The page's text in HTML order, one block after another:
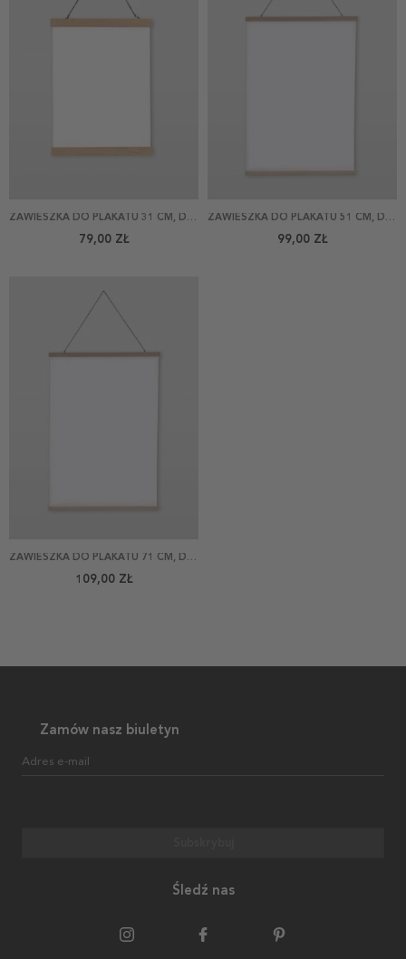
ZAWIESZKA DO PLAKATU 31 CM, DĄB
79,00 ZŁ
ZAWIESZKA DO PLAKATU 51 CM, DĄB
99,00 ZŁ
ZAWIESZKA DO PLAKATU 71 CM, DĄB
109,00 ZŁ
Zamów nasz biuletyn
Adres e-mail
Śledź nas